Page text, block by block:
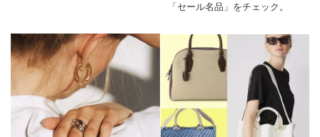
「セール名品」をチェック。